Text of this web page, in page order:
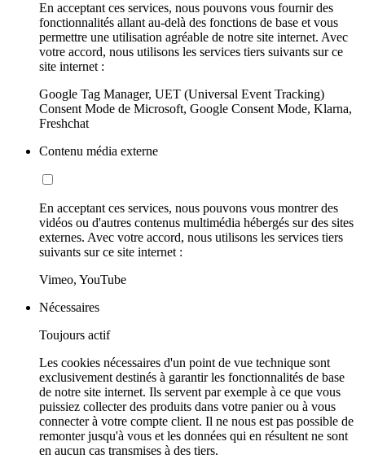
En acceptant ces services, nous pouvons vous fournir des
fonctionnalités allant au-delà des fonctions de base et vous
permettre une utilisation agréable de notre site internet. Avec
votre accord, nous utilisons les services tiers suivants sur ce
site internet :
Google Tag Manager, UET (Universal Event Tracking)
Consent Mode de Microsoft, Google Consent Mode, Klarna,
Freshchat
Contenu média externe
En acceptant ces services, nous pouvons vous montrer des
vidéos ou d'autres contenus multimédia hébergés sur des sites
externes. Avec votre accord, nous utilisons les services tiers
suivants sur ce site internet :
Vimeo, YouTube
Nécessaires
Toujours actif
Les cookies nécessaires d'un point de vue technique sont
exclusivement destinés à garantir les fonctionnalités de base
de notre site internet. Ils servent par exemple à ce que vous
puissiez collecter des produits dans votre panier ou à vous
connecter à votre compte client. Il ne nous est pas possible de
remonter jusqu'à vous et les données qui en résultent ne sont
en aucun cas transmises à des tiers.